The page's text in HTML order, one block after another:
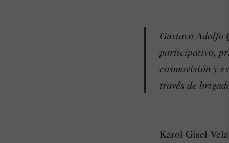
Gustavo Adolfo
participativo,
cosmovisión y
través de
Karol Gisel